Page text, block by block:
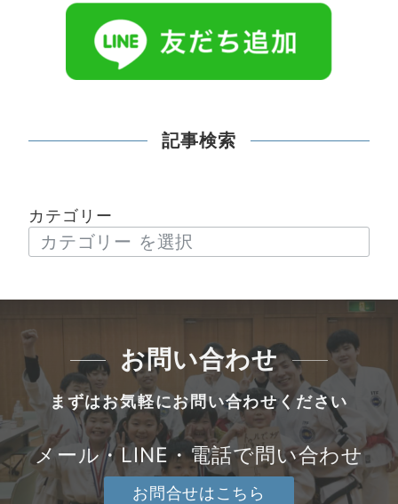
記事検索
カテゴリー
お問い合わせ
まずはお気軽にお問い合わせください
メール・LINE・電話で問い合わせ
お問合せはこちら